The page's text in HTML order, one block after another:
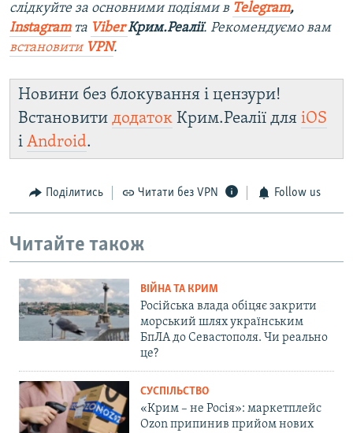
слідкуйте за основними подіями в Telegram,
Instagramта ViberКрим.Реалії. Рекомендуємо вам
встановити VPN.
Новини без блокування і цензури!
Встановити додаток Крим.Реалії для iOS
і Android.
Поділитись Читати без VPN Follow us
Читайте також
ВІЙНА ТА КРИМ
Російська влада обіцяє закрити
морський шлях українським
БпЛА до Севастополя. Чи реально
це?
СУСПІЛЬСТВО
«Крим – не Росія»: маркетплейс
Ozon припинив прийом нових